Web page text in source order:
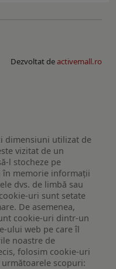
Dezvoltat deactivemall.ro
dimensiuni utilizat de
vizitat de un
l stocheze pe
în memorie informații
dvs. de limbă sau
uri sunt setate
De asemenea,
cookie-uri dintr-un
ului web pe care îl
noastre de
folosim cookie-uri
scopuri: